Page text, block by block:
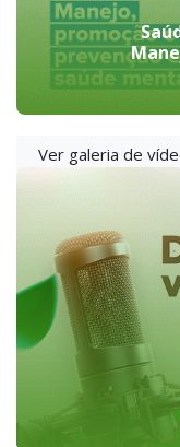
Ver galeria de